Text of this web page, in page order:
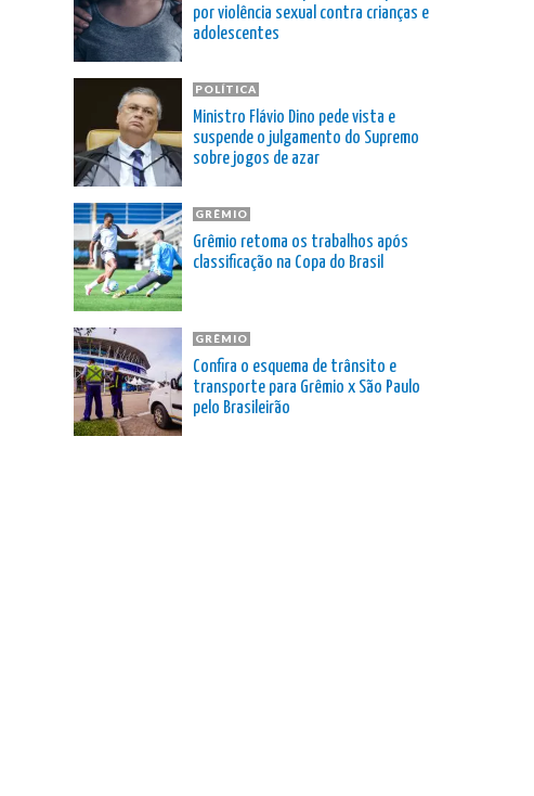
por violência sexual contra crianças e
adolescentes
POLÍTICA
Ministro Flávio Dino pede vista e
suspende o julgamento do Supremo
sobre jogos de azar
GRÊMIO
Grêmio retoma os trabalhos após
classificação na Copa do Brasil
GRÊMIO
Confira o esquema de trânsito e
transporte para Grêmio x São Paulo
pelo Brasileirão